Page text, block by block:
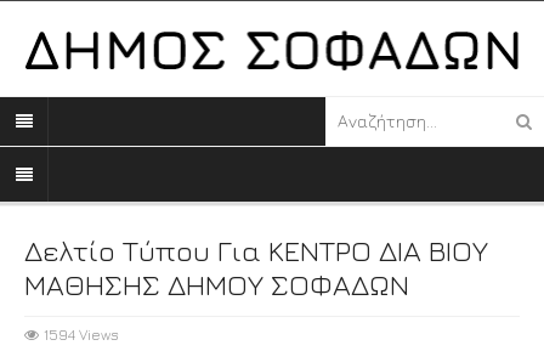
Δελτίο Τύπου Για ΚΕΝΤΡΟ ΔΙΑ ΒΙΟΥ
ΜΑΘΗΣΗΣ ΔΗΜΟΥ ΣΟΦΑΔΩΝ
1594 Views